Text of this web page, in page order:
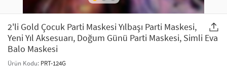
ŞAL VE FULAR
ODA KOKUSU VE MUM
2'li Gold Çocuk Parti Maskesi Yılbaşı Parti Maskesi,
Yeni Yıl Aksesuarı, Doğum Günü Parti Maskesi, Simli Eva
Balo Maskesi
Ürün Kodu: PRT-124G